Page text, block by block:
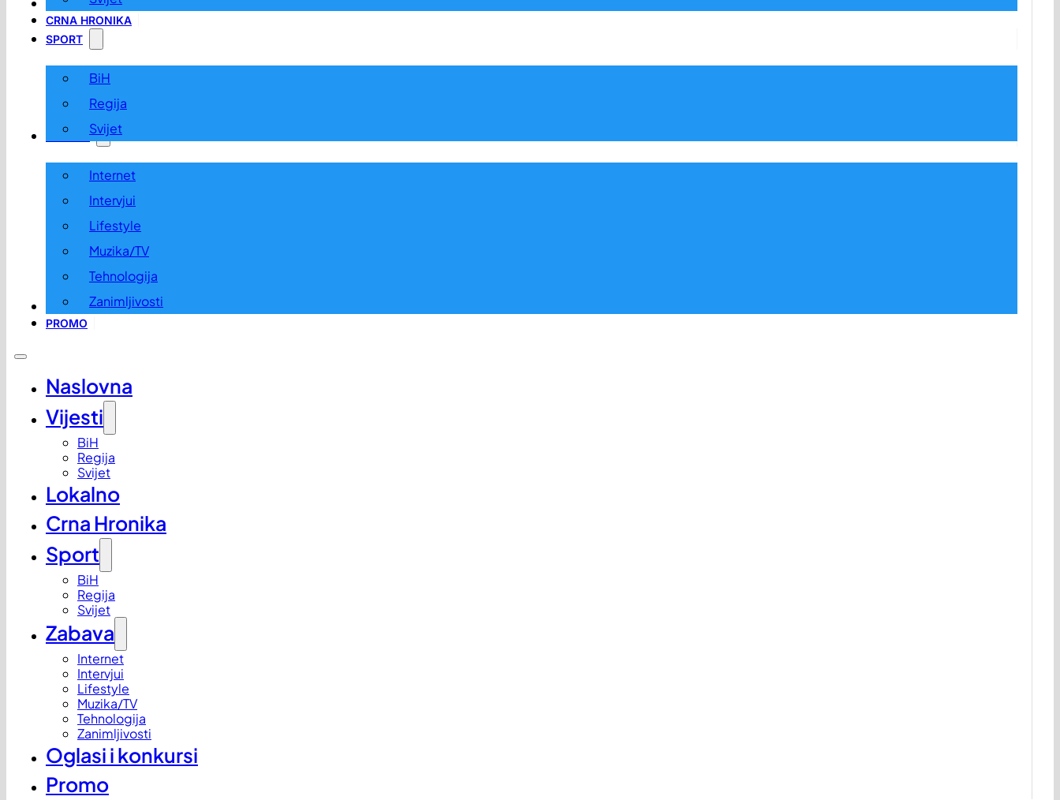
LOKALNO
CRNA HRONIKA
SPORT
BiH
Regija
Svijet
ZABAVA
Internet
Intervjui
Lifestyle
Muzika/TV
Tehnologija
Zanimljivosti
OGLASI I KONKURSI
PROMO
Naslovna
Vijesti
BiH
Regija
Svijet
Lokalno
Crna Hronika
Sport
BiH
Regija
Svijet
Zabava
Internet
Intervjui
Lifestyle
Muzika/TV
Tehnologija
Zanimljivosti
Oglasi i konkursi
Promo